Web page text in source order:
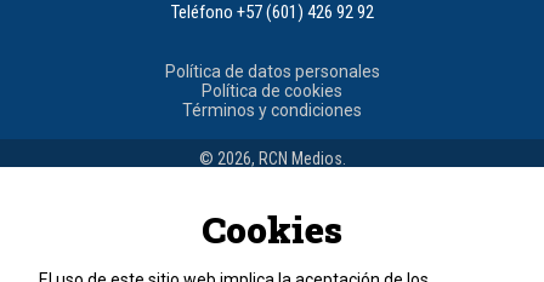
Teléfono +57 (601) 426 92 92
Política de datos personales
Política de cookies
Términos y condiciones
© 2026, RCN Medios.
Cookies